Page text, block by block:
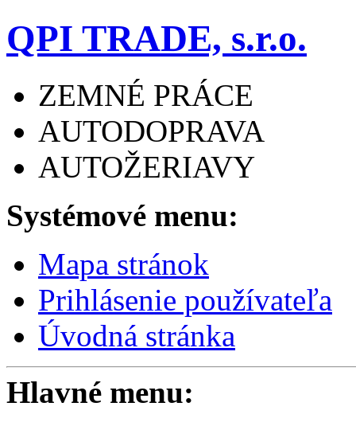
QPI TRADE, s.r.o.
ZEMNÉ PRÁCE
AUTODOPRAVA
AUTOŽERIAVY
Systémové menu:
Mapa stránok
Prihlásenie používateľa
Úvodná stránka
Hlavné menu: